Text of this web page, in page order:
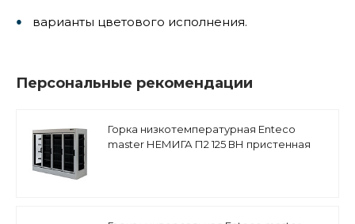
варианты цветового исполнения.
Персональные рекомендации
Горка низкотемпературная Enteco
master НЕМИГА П2 125 ВН пристенная